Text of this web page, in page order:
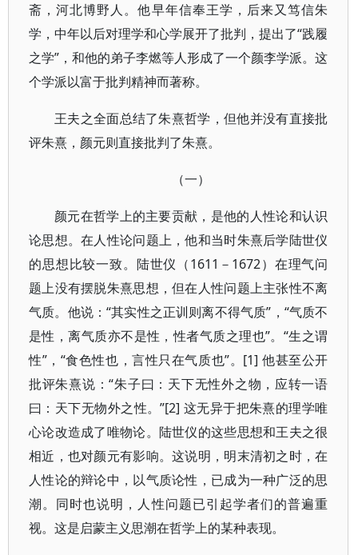
斋，河北博野人。他早年信奉王学，后来又笃信朱
学，中年以后对理学和心学展开了批判，提出了“践履
之学”，和他的弟子李燃等人形成了一个颜李学派。这
个学派以富于批判精神而著称。
王夫之全面总结了朱熹哲学，但他并没有直接批
评朱熹，颜元则直接批判了朱熹。
（一）
颜元在哲学上的主要贡献，是他的人性论和认识
论思想。在人性论问题上，他和当时朱熹后学陆世仪
的思想比较一致。陆世仪（1611－1672）在理气问
题上没有摆脱朱熹思想，但在人性问题上主张性不离
气质。他说：“其实性之正训则离不得气质”，“气质不
是性，离气质亦不是性，性者气质之理也”。“生之谓
性”，“食色性也，言性只在气质也”。[1] 他甚至公开
批评朱熹说：“朱子曰：天下无性外之物，应转一语
曰：天下无物外之性。”[2] 这无异于把朱熹的理学唯
心论改造成了唯物论。陆世仪的这些思想和王夫之很
相近，也对颜元有影响。这说明，明末清初之时，在
人性论的辩论中，以气质论性，已成为一种广泛的思
潮。同时也说明，人性问题已引起学者们的普遍重
视。这是启蒙主义思潮在哲学上的某种表现。